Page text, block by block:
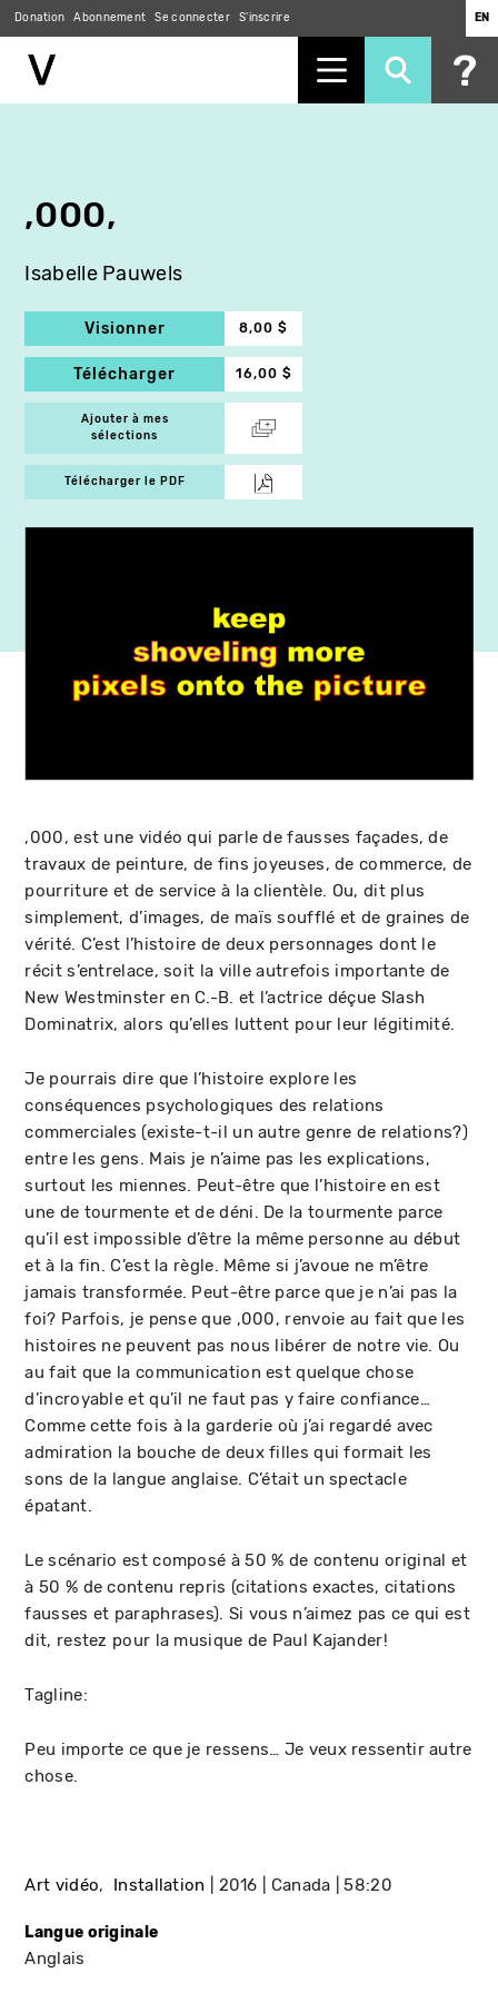
Donation Abonnement Se connecter S'inscrire EN
,000,
Isabelle Pauwels
Visionner 8,00 $
Télécharger 16,00 $
Ajouter à mes
sélections
Télécharger le PDF
,000, est une vidéo qui parle de fausses façades, de
travaux de peinture, de fins joyeuses, de commerce, de
pourriture et de service à la clientèle. Ou, dit plus
simplement, d’images, de maïs soufflé et de graines de
vérité. C’est l’histoire de deux personnages dont le
récit s’entrelace, soit la ville autrefois importante de
New Westminster en C.-B. et l’actrice déçue Slash
Dominatrix, alors qu’elles luttent pour leur légitimité.
Je pourrais dire que l’histoire explore les
conséquences psychologiques des relations
commerciales (existe-t-il un autre genre de relations?)
entre les gens. Mais je n’aime pas les explications,
surtout les miennes. Peut-être que l’histoire en est
une de tourmente et de déni. De la tourmente parce
qu’il est impossible d’être la même personne au début
et à la fin. C’est la règle. Même si j’avoue ne m’être
jamais transformée. Peut-être parce que je n’ai pas la
foi? Parfois, je pense que ,000, renvoie au fait que les
histoires ne peuvent pas nous libérer de notre vie. Ou
au fait que la communication est quelque chose
d’incroyable et qu’il ne faut pas y faire confiance…
Comme cette fois à la garderie où j’ai regardé avec
admiration la bouche de deux filles qui formait les
sons de la langue anglaise. C’était un spectacle
épatant.
Le scénario est composé à 50 % de contenu original et
à 50 % de contenu repris (citations exactes, citations
fausses et paraphrases). Si vous n’aimez pas ce qui est
dit, restez pour la musique de Paul Kajander!
Tagline:
Peu importe ce que je ressens… Je veux ressentir autre
chose.
Art vidéo Installation 2016 Canada 58:20
Langue originale
Anglais